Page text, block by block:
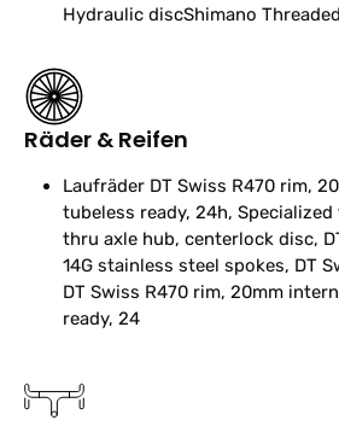
Hydraulic discShimano
Räder & Reifen
Laufräder DT Swiss R470 rim,
tubeless ready, 24h,
thru axle hub, centerlock disc,
14G stainless steel spokes, DT
DT Swiss R470 rim, 20mm
ready, 24